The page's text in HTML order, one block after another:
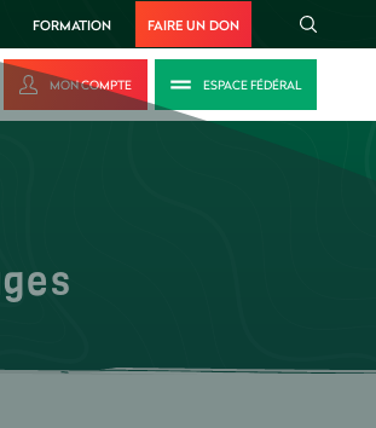
FORMATION FAIRE UN DON
MON COMPTE ESPACE FÉDÉRAL